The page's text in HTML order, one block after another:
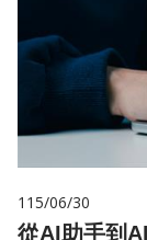
115/06/30
從AI助手到